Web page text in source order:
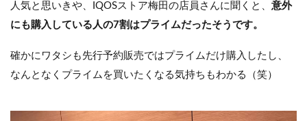
人気と思いきや、IQOSストア梅田の店員さんに聞くと、 意外
にも購入している人の7割はプライムだったそうです。
確かにワタシも先行予約販売ではプライムだけ購入したし、
なんとなくプライムを買いたくなる気持ちもわかる（笑）